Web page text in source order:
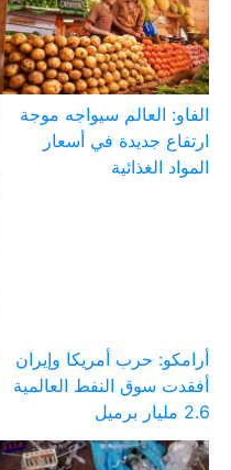
الفاو: العالم سيواجه موجة
ارتفاع جديدة في أسعار
المواد الغذائية
أرامكو: حرب أمريكا وإيران
أفقدت سوق النفط العالمية
2.6 مليار برميل